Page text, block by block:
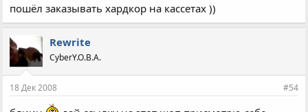
пошёл заказывать хардкор на кассетах ))
Rewrite
CyberY.O.B.A.
18 Дек 2008 #54